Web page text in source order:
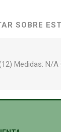
SOBRE
(12) Medidas: N/